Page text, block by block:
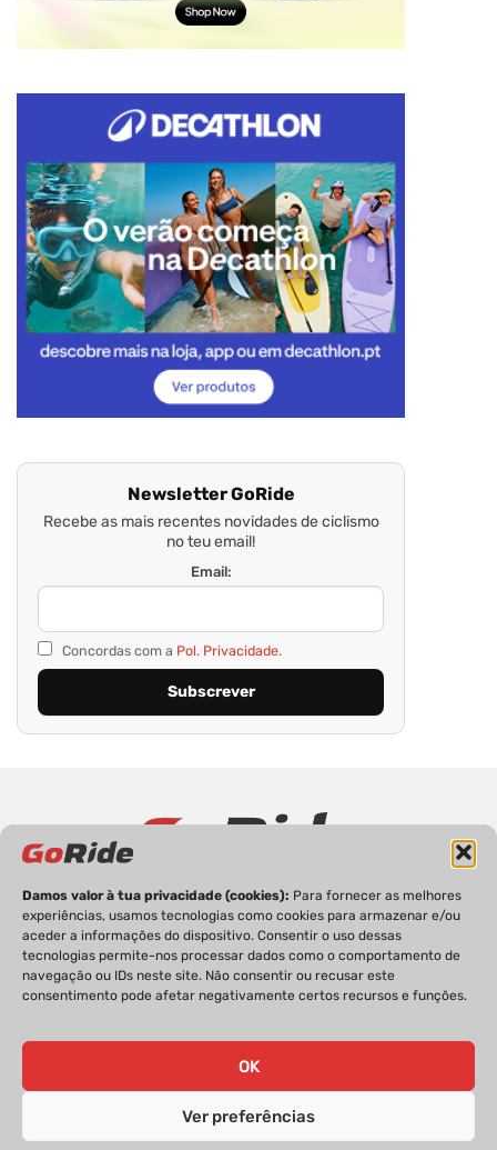
Damos valor à tua privacidade (cookies): Para fornecer as melhores
experiências, usamos tecnologias como cookies para armazenar e/ou
aceder a informações do dispositivo. Consentir o uso dessas
tecnologias permite-nos processar dados como o comportamento de
navegação ou IDs neste site. Não consentir ou recusar este
consentimento pode afetar negativamente certos recursos e funções.
OK
Ver preferências
Newsletter GoRide
Recebe as mais recentes novidades de ciclismo
no teu email!
Email:
Concordas com a Pol. Privacidade.
PRIVACIDADE FICHA TÉCNICA
ESTATUTO EDITORIAL
POLÍTICA DE COOKIES
CONTACTOS
GoRide 2026 | Todos os direitos reservados.